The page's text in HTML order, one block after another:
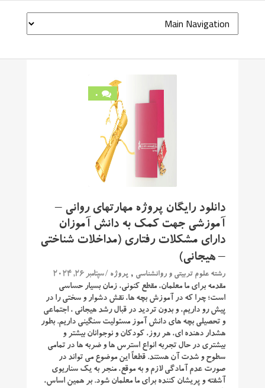
0
دانلود رایگان پروژه مهارتهای روانی –
آموزشی جهت کمک به دانش آموزان
دارای مشکلات رفتاری (مداخلات شناختی
– هیجانی)
رشته علوم تربیتی و روانشناسی , پروژه / سپتامبر 26, 2024
مقدمه برای ما معلمان، مقطع کنونی، زمان بسیار حساسی
است؛ چرا که در آموزش بچه ها، نقش دشوار و سختی را در
پیش رو داریم، و بدون تردید در قبال رشد هیجانی ، اجتماعی
و تحصیلی بچه های دانش آموز مسئولیت سنگینی داریم. بطور
هشدار دهنده ای، هر روز، کودکان و نوجوانان بیشتر و
بیشتری در حال تجربه انواع استرس ها و ضربه ها در تمامی
سطوح و شدت آن هستند. قطعاً این موضوع می تواند در
صورت عدم آمادگی لازم و به موقع، منجر به یک سناریوی
آشفته و پریشان کننده برای ما معلمان شود. بر همین اساس،